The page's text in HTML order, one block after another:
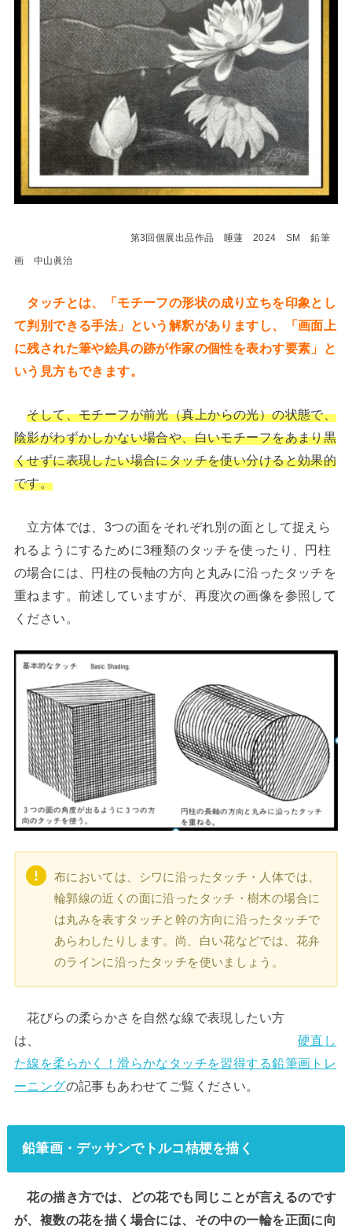
第3回個展出品作品 睡蓮 2024 SM 鉛筆
画 中山眞治
タッチとは、「モチーフの形状の成り立ちを印象とし
て判別できる手法」という解釈がありますし、「画面上
に残された筆や絵具の跡が作家の個性を表わす要素」と
いう見方もできます。
そして、モチーフが前光（真上からの光）の状態で、
陰影がわずかしかない場合や、白いモチーフをあまり黒
くせずに表現したい場合にタッチを使い分けると効果的
です。
立方体では、3つの面をそれぞれ別の面として捉えら
れるようにするために3種類のタッチを使ったり、円柱
の場合には、円柱の長軸の方向と丸みに沿ったタッチを
重ねます。前述していますが、再度次の画像を参照して
ください。
布においては、シワに沿ったタッチ・人体では、
輪郭線の近くの面に沿ったタッチ・樹木の場合に
は丸みを表すタッチと幹の方向に沿ったタッチで
あらわしたりします。尚、白い花などでは、花弁
のラインに沿ったタッチを使いましょう。
花びらの柔らかさを自然な線で表現したい方
は、 硬直し
た線を柔らかく！滑らかなタッチを習得する鉛筆画トレ
ーニングの記事もあわせてご覧ください。
鉛筆画・デッサンでトルコ桔梗を描く
花の描き方では、どの花でも同じことが言えるのです
が、複数の花を描く場合には、その中の一輪を正面に向